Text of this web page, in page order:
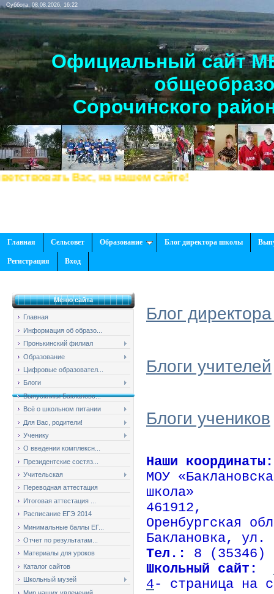
Суббота, 08.08.2026, 16:22
Официальный сайт
Сорочинского
Вас, на нашем сайте!
Главная Сельсовет Образование Блог директора школы
Регистрация Вход
Меню сайта
Главная
Информация об образо...
Пронькинский филиал
Образование
Цифровые образовател...
Блоги
Выпускники Баклановс...
Всё о школьном питании
Для Вас, родители!
Ученику
О введении комплексн...
Президентские состяз...
Учительская
Переводная аттестация
Итоговая аттестация ...
Расписание ЕГЭ 2014
Минимальные баллы ЕГ...
Отчет по результатам...
Материалы для уроков
Каталог сайтов
Школьный музей
Блог
Блоги учителей
Блоги учеников
Наши координаты:
МОУ
школа»
461912,
Оренбургская
Баклановка,
Тел.: 8 (35346)
Школьный сайт:
4- страница на